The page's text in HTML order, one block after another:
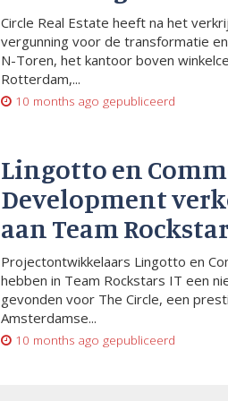
Circle Real Estate heeft na het
vergunning voor de transformatie
N-Toren, het kantoor boven
Rotterdam,...
10 months ago gepubliceerd
Lingotto en
Development
aan Team
Projectontwikkelaars Lingotto en
hebben in Team Rockstars IT een
gevonden voor The Circle, een
Amsterdamse...
10 months ago gepubliceerd